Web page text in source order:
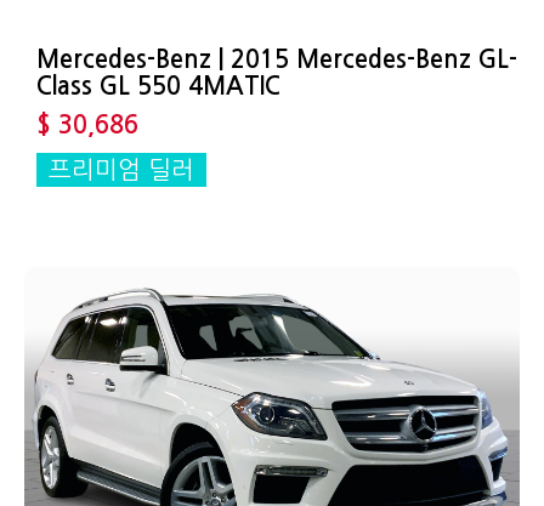
Mercedes-Benz | 2015 Mercedes-Benz GL-
Class GL 550 4MATIC
$ 30,686
프리미엄 딜러